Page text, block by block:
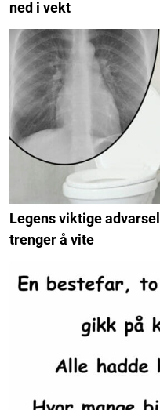
ned i vekt
Legens viktige
trenger å vite